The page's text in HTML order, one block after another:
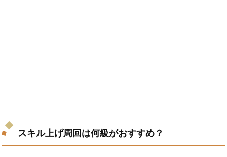
スキル上げ周回は何級がおすすめ？